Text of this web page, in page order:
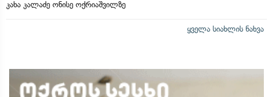
კახა კალაძე ონისე ოქრიაშვილზე
ყველა სიახლის ნახვა